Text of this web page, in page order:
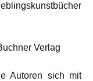
Verlag
Autoren sich mit